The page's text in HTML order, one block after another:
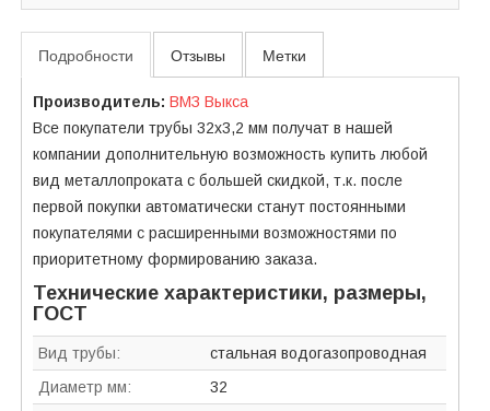
Подробности Отзывы Метки
Производитель: ВМЗ Выкса
Все покупатели трубы 32х3,2 мм получат в нашей
компании дополнительную возможность купить любой
вид металлопроката с большей скидкой, т.к. после
первой покупки автоматически станут постоянными
покупателями с расширенными возможностями по
приоритетному формированию заказа.
Технические характеристики, размеры,
ГОСТ
Вид трубы:
стальная водогазопроводная
Диаметр мм:
32